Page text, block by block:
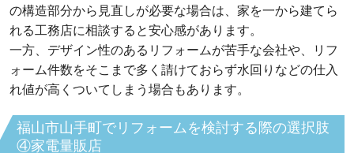
の構造部分から見直しが必要な場合は、家を一から建てら
れる工務店に相談すると安心感があります。
一方、デザイン性のあるリフォームが苦手な会社や、リフ
ォーム件数をそこまで多く請けておらず水回りなどの仕入
れ値が高くついてしまう場合もあります。
福山市山手町でリフォームを検討する際の選択肢
④家電量販店